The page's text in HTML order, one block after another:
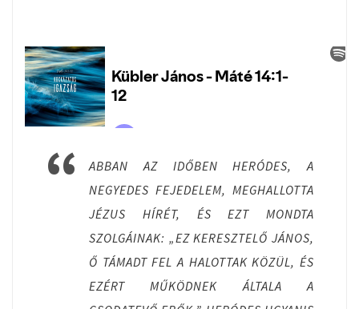
ABBAN AZ IDŐBEN HERÓDES, A
NEGYEDES FEJEDELEM, MEGHALLOTTA
JÉZUS HÍRÉT, ÉS EZT MONDTA
SZOLGÁINAK: „EZ KERESZTELŐ JÁNOS,
Ő TÁMADT FEL A HALOTTAK KÖZÜL, ÉS
EZÉRT MŰKÖDNEK ÁLTALA A